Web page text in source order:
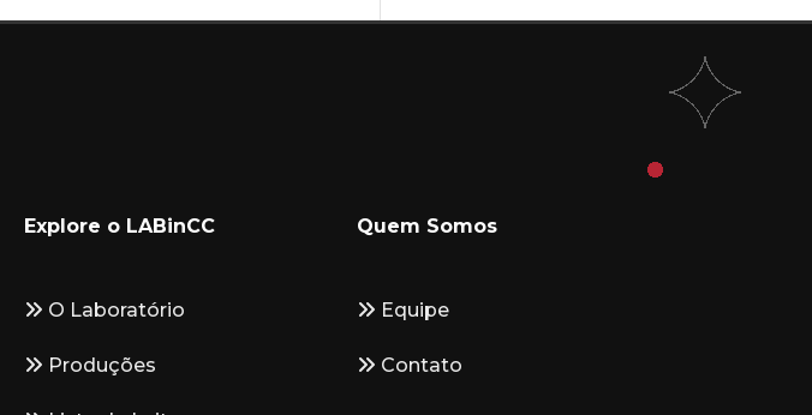
Explore o LABinCC
O Laboratório
Produções
Quem Somos
Equipe
Contato